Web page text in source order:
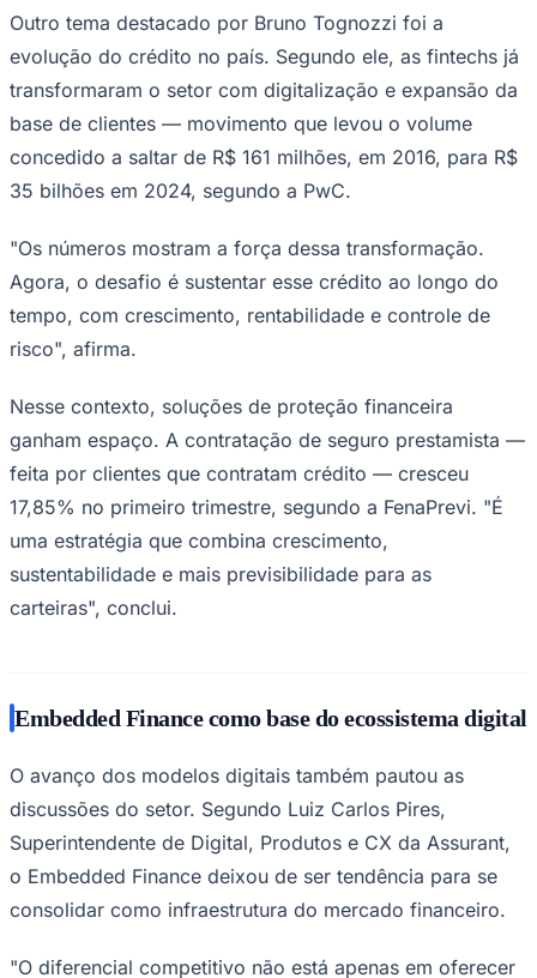
Juventude
Outro tema destacado por Bruno Tognozzi foi a
evolução do crédito no país. Segundo ele, as fintechs já
transformaram o setor com digitalização e expansão da
base de clientes — movimento que levou o volume
concedido a saltar de R$ 161 milhões, em 2016, para R$
35 bilhões em 2024, segundo a PwC.
"Os números mostram a força dessa transformação.
Agora, o desafio é sustentar esse crédito ao longo do
tempo, com crescimento, rentabilidade e controle de
risco", afirma.
Nesse contexto, soluções de proteção financeira
ganham espaço. A contratação de seguro prestamista —
feita por clientes que contratam crédito — cresceu
17,85% no primeiro trimestre, segundo a FenaPrevi. "É
uma estratégia que combina crescimento,
sustentabilidade e mais previsibilidade para as
carteiras", conclui.
Embedded Finance como base do ecossistema digital
O avanço dos modelos digitais também pautou as
discussões do setor. Segundo Luiz Carlos Pires,
Superintendente de Digital, Produtos e CX da Assurant,
o Embedded Finance deixou de ser tendência para se
consolidar como infraestrutura do mercado financeiro.
"O diferencial competitivo não está apenas em oferecer